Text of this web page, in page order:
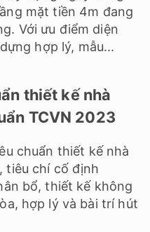
mặt tiền 4m đang
Với ưu điểm diện
hợp lý, mẫu...
thiết kế nhà
TCVN 2023
chuẩn thiết kế nhà
tiêu chí cố định
bổ, thiết kế không
hợp lý và bài trí hút